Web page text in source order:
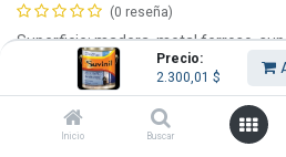
Precio:
2.300,01 $
Inicio Buscar
(0 reseña)
Superficie: madera, metal ferroso,
aluminio, PVC y albañilería (repintado
Se seca en 30 minutos (al tacto).